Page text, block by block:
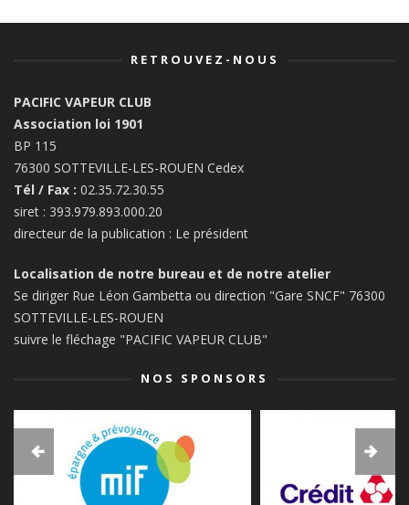
RETROUVEZ-NOUS
PACIFIC VAPEUR CLUB
Association loi 1901
BP 115
76300 SOTTEVILLE-LES-ROUEN Cedex
Tél / Fax : 02.35.72.30.55
siret : 393.979.893.000.20
directeur de la publication : Le président
Localisation de notre bureau et de notre atelier
Se diriger Rue Léon Gambetta ou direction "Gare SNCF" 76300
SOTTEVILLE-LES-ROUEN
suivre le fléchage "PACIFIC VAPEUR CLUB"
NOS SPONSORS